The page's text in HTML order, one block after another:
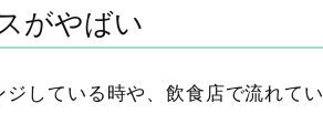
がやばい
している時や、飲食店で流れてい